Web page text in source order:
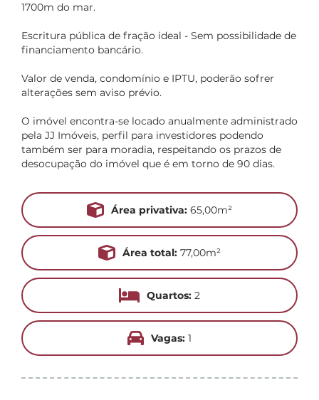
1700m do mar.
Escritura pública de fração ideal - Sem possibilidade de
financiamento bancário.
Valor de venda, condomínio e IPTU, poderão sofrer
alterações sem aviso prévio.
O imóvel encontra-se locado anualmente administrado
pela JJ Imóveis, perfil para investidores podendo
também ser para moradia, respeitando os prazos de
desocupação do imóvel que é em torno de 90 dias.
Área privativa:65,00m²
Área total:77,00m²
Quartos:2
Vagas: 1